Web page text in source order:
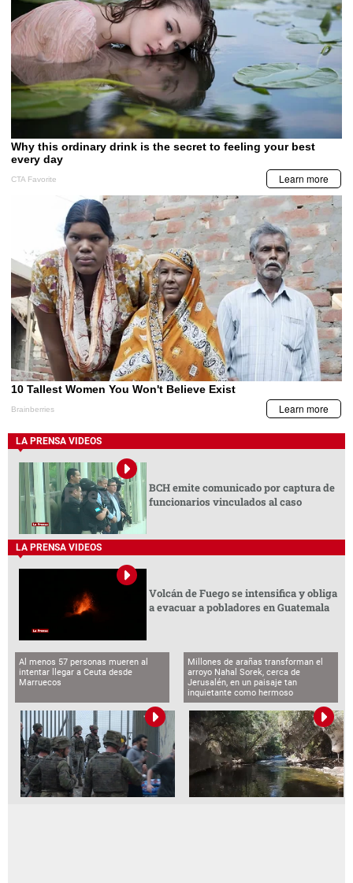
LA PRENSA VIDEOS
BCH emite comunicado por captura de
funcionarios vinculados al caso
LA PRENSA VIDEOS
Volcán de Fuego se intensifica y obliga
a evacuar a pobladores en Guatemala
Al menos 57 personas mueren al
intentar llegar a Ceuta desde
Marruecos
Millones de arañas transforman el
arroyo Nahal Sorek, cerca de
Jerusalén, en un paisaje tan
inquietante como hermoso